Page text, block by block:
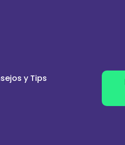
y Tips